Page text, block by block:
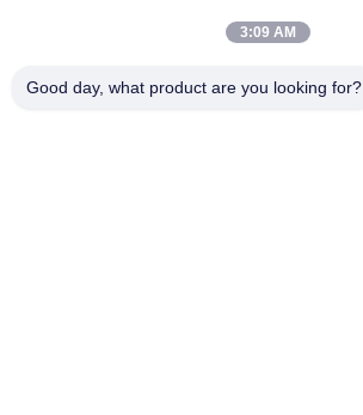
3:09 AM
Good day, what product are you looking for?